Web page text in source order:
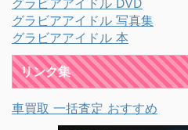
グラビアアイドル DVD
グラビアアイドル 写真集
グラビアアイドル 本
リンク集
車買取 一括査定 おすすめ